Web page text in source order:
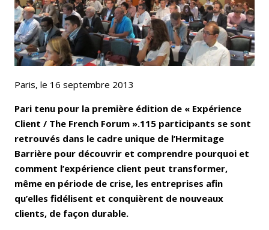
Paris, le 16 septembre 2013
Pari tenu pour la première édition de « Expérience
Client / The French Forum ».115 participants se sont
retrouvés dans le cadre unique de l’Hermitage
Barrière pour découvrir et comprendre pourquoi et
comment l’expérience client peut transformer,
même en période de crise, les entreprises afin
qu’elles fidélisent et conquièrent de nouveaux
clients, de façon durable.